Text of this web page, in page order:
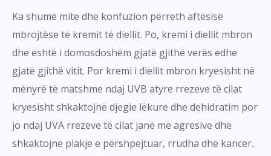
Ka shumë mite dhe konfuzion përreth aftësisë
mbrojtëse të kremit të diellit. Po, kremi i diellit mbron
dhe është i domosdoshëm gjatë gjithë verës edhe
gjatë gjithë vitit. Por kremi i diellit mbron kryesisht në
mënyrë të matshme ndaj UVB atyre rrezeve të cilat
kryesisht shkaktojnë djegie lëkure dhe dehidratim por
jo ndaj UVA rrezeve të cilat janë më agresive dhe
shkaktojnë plakje e përshpejtuar, rrudha dhe kancer.